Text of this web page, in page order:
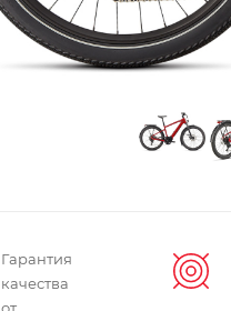
Гарантия
качества
от